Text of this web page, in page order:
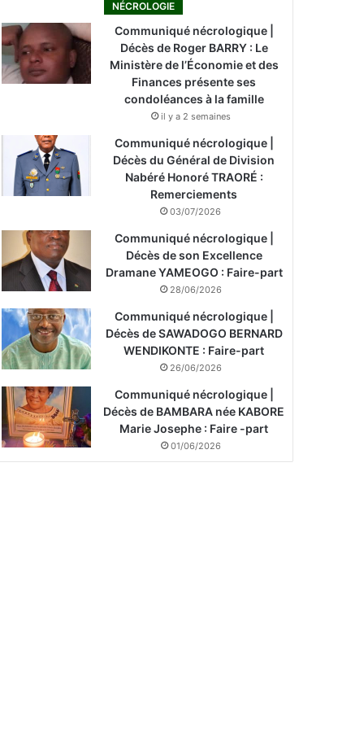
NÉCROLOGIE
Communiqué nécrologique |
Décès de Roger BARRY : Le
Ministère de l’Économie et des
Finances présente ses
condoléances à la famille
il y a 2 semaines
Communiqué nécrologique |
Décès du Général de Division
Nabéré Honoré TRAORÉ :
Remerciements
03/07/2026
Communiqué nécrologique |
Décès de son Excellence
Dramane YAMEOGO : Faire-part
28/06/2026
Communiqué nécrologique |
Décès de SAWADOGO BERNARD
WENDIKONTE : Faire-part
26/06/2026
Communiqué nécrologique |
Décès de BAMBARA née KABORE
Marie Josephe : Faire -part
01/06/2026